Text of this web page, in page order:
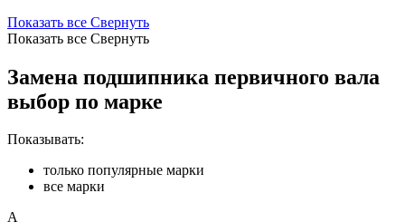
Показать все Свернуть
Показать все Свернуть
Замена подшипника первичного вала
выбор по марке
Показывать:
только популярные марки
все марки
A